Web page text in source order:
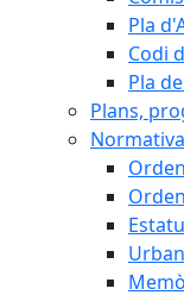
Pla
Codi
Pla
Plans,
Normativa